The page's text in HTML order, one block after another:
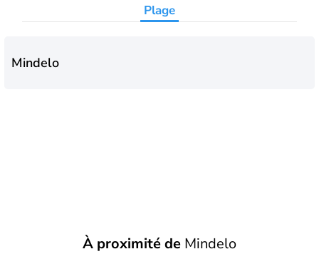
Plage
Mindelo
À proximité de Mindelo